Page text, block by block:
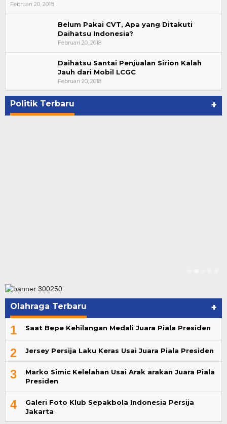
Februari 20, 2018
Belum Pakai CVT, Apa yang Ditakuti
Daihatsu Indonesia?
Februari 20, 2018
Daihatsu Santai Penjualan Sirion Kalah
Jauh dari Mobil LCGC
Februari 20, 2018
Politik Terbaru +
Bupati Ahmad Hijazi, Hadiri Paripurna Hasil
Penetapan Paslon Bupati dan Wabup Te…
Di NASIONAL, POLITIK, REJANG LEBONG
Olahraga Terbaru +
1 Saat Bepe Kehilangan Medali Juara Piala Presiden
2 Jersey Persija Laku Keras Usai Juara Piala Presiden
3
Marko Simic Kelelahan Usai Arak arakan Juara Piala
Presiden
4
Galeri Foto Klub Sepakbola Indonesia Persija
Jakarta